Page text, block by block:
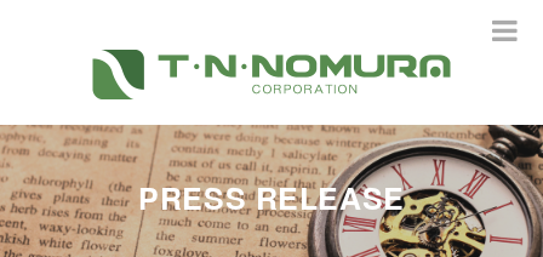
PRESS RELEASE